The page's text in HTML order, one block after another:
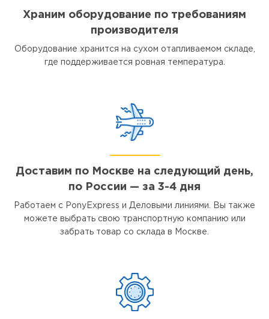
Храним оборудование по требованиям
производителя
Оборудование хранится на сухом отапливаемом складе,
где поддерживается ровная температура.
Доставим по Москве на следующий день,
по России — за 3-4 дня
Работаем с PonyExpress и Деловыми линиями. Вы также
можете выбрать свою транспортную компанию или
забрать товар со склада в Москве.